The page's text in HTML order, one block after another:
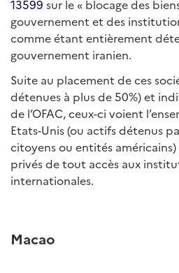
13599 sur le « blocage des
gouvernement et des
comme étant entièrement
gouvernement iranien.
Suite au placement de ces
détenues à plus de 50%) et
de l’OFAC, ceux-ci voient
Etats-Unis (ou actifs détenus
citoyens ou entités
privés de tout accès aux
internationales.
Macao